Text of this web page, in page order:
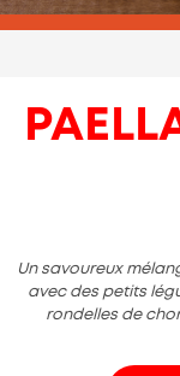
Un savoureux
avec des petits
rondelles de
!
présente sur
services tiers, vous